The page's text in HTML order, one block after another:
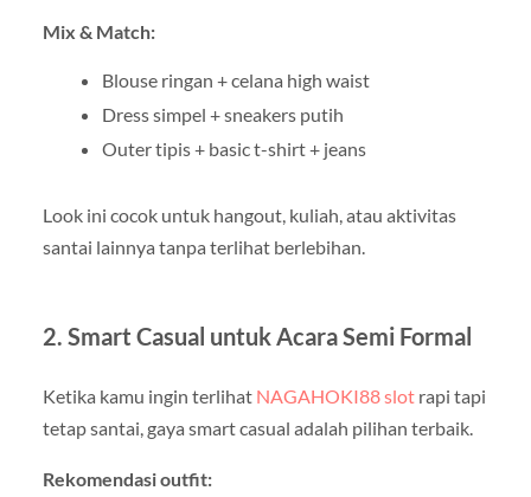
Mix & Match:
Blouse ringan + celana high waist
Dress simpel + sneakers putih
Outer tipis + basic t-shirt + jeans
Look ini cocok untuk hangout, kuliah, atau aktivitas
santai lainnya tanpa terlihat berlebihan.
2. Smart Casual untuk Acara Semi Formal
Ketika kamu ingin terlihat NAGAHOKI88 slotrapi tapi
tetap santai, gaya smart casual adalah pilihan terbaik.
Rekomendasi outfit: